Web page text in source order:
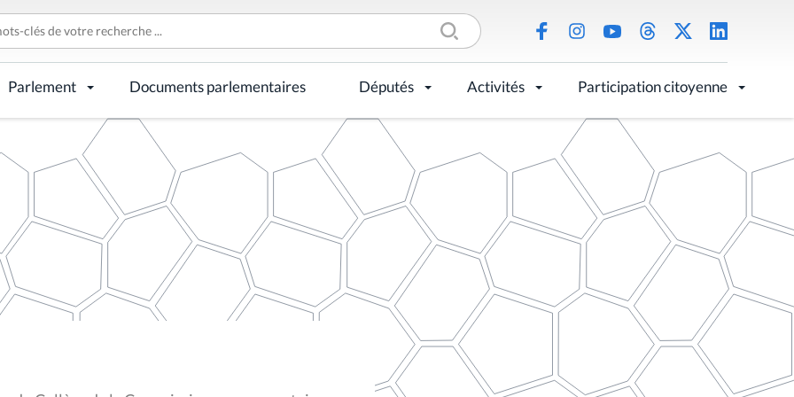
Parlement Documents parlementaires Députés Activités Participation citoyenne